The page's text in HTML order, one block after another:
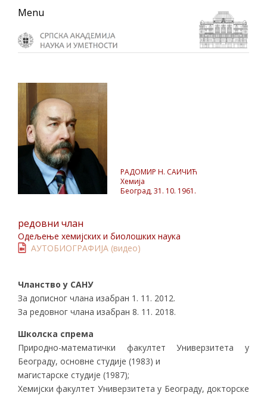
Skip
primary
navigation
Skip
main
content
Skip
primary
sidebar
Menu
РАДОМИР Н. САИЧИЋ
Хемија
Београд, 31. 10. 1961.
редовни члан
Одељење хемијских и биолошких наука
АУТОБИОГРАФИЈА (видео)
Чланство у САНУ
За дописног члана изабран 1. 11. 2012.
За редовног члана изабран 8. 11. 2018.
Школска спрема
Природно-математички факултет Универзитета у
Београду, основне студије (1983) и
магистарске студије (1987);
Хемијски факултет Универзитета у Београду, докторске